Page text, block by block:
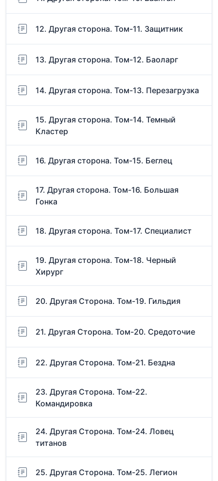
12. Другая сторона. Том-11. Защитник
13. Другая сторона. Том-12. Баоларг
14. Другая сторона. Том-13. Перезагрузка
15. Другая сторона. Том-14. Темный
Кластер
16. Другая сторона. Том-15. Беглец
17. Другая сторона. Том-16. Большая
Гонка
18. Другая сторона. Том-17. Специалист
19. Другая сторона. Том-18. Черный
Хирург
20. Другая Сторона. Том-19. Гильдия
21. Другая Сторона. Том-20. Средоточие
22. Другая Сторона. Том-21. Бездна
23. Другая Сторона. Том-22.
Командировка
24. Другая Сторона. Том-24. Ловец
титанов
25. Другая Сторона. Том-25. Легион